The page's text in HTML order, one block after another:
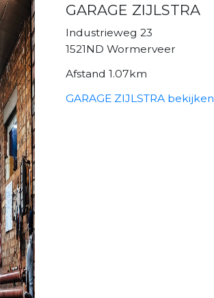
GARAGE ZIJLSTRA
Industrieweg 23
1521ND Wormerveer
Afstand 1.07km
GARAGE ZIJLSTRA bekijken